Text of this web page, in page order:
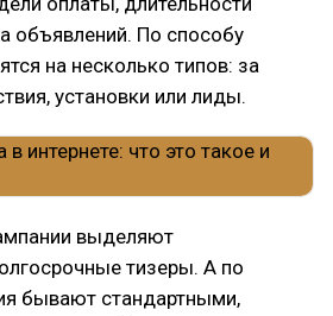
объявлений. По способу
на несколько типов: за
установки или лиды.
выделяют
тизеры. А по
бывают стандартными,